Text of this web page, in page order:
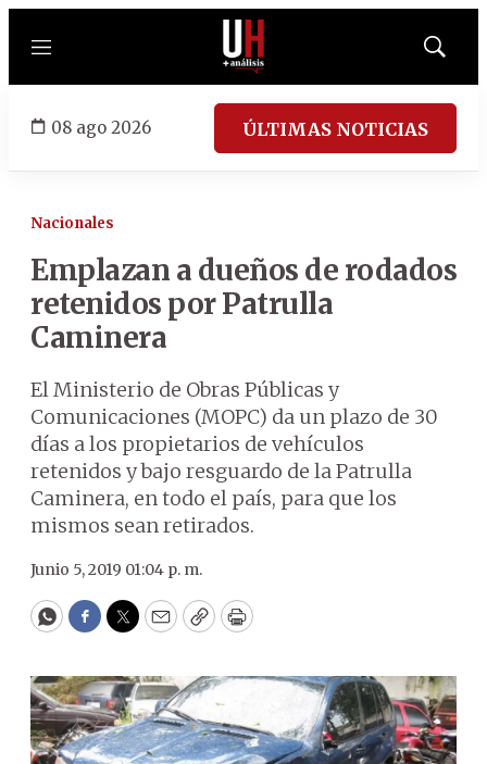
Menú
Mostrar
08 ago 2026 ÚLTIMAS NOTICIAS
Nacionales
Emplazan a dueños de rodados
retenidos por Patrulla
Caminera
El Ministerio de Obras Públicas y
Comunicaciones (MOPC) da un plazo de 30
días a los propietarios de vehículos
retenidos y bajo resguardo de la Patrulla
Caminera, en todo el país, para que los
mismos sean retirados.
Junio 5, 2019 01:04 p. m.
WhatsApp
Facebook
Twitter
EmailCopyPrint